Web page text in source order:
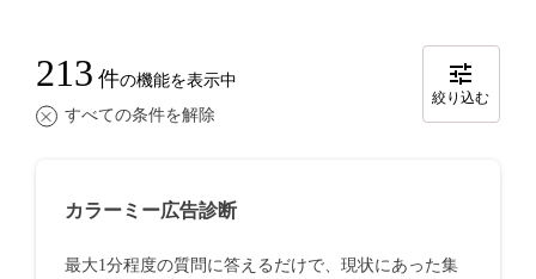
213 件の機能を表示中
すべての条件を解除
絞り込む
カラーミー広告診断
最大1分程度の質問に答えるだけで、現状にあった集